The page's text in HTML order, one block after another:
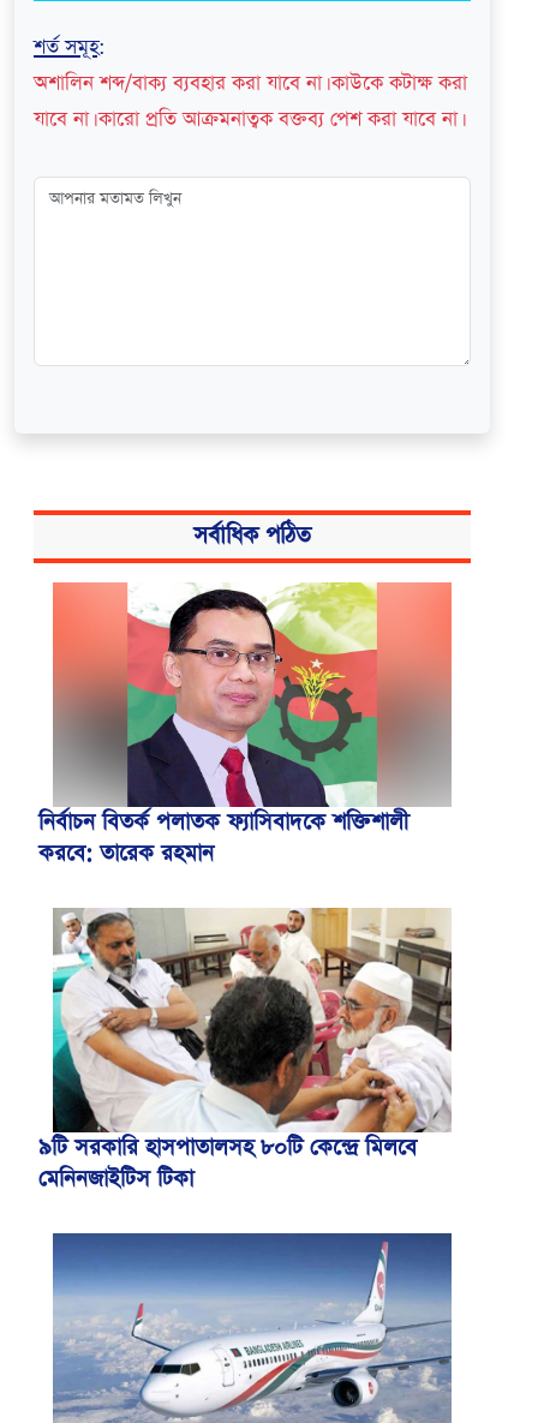
শর্ত সমূহ:
অশালিন শব্দ/বাক্য ব্যবহার করা যাবে না। কাউকে কটাক্ষ করা
যাবে না। কারো প্রতি আক্রমনাত্বক বক্তব্য পেশ করা যাবে না।
সর্বাধিক পঠিত
নির্বাচন বিতর্ক পলাতক ফ্যাসিবাদকে শক্তিশালী
করবে: তারেক রহমান
৯টি সরকারি হাসপাতালসহ ৮০টি কেন্দ্রে মিলবে
মেনিনজাইটিস টিকা